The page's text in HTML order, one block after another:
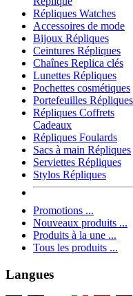
Répliques Watches
Accessoires de mode
Bijoux Répliques
Ceintures Répliques
Chaînes Replica clés
Lunettes Répliques
Pochettes cosmétiques
Portefeuilles Répliques
Répliques Coffrets
Cadeaux
Répliques Foulards
Sacs à main Répliques
Serviettes Répliques
Stylos Répliques
Promotions ...
Nouveaux produits ...
Produits à la une ...
Tous les produits ...
Langues